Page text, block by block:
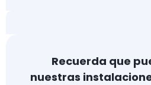
Recuerda que
nuestras